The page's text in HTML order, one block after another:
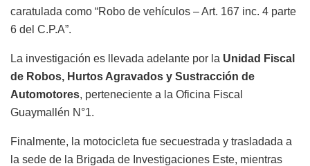
caratulada como “Robo de vehículos – Art. 167 inc. 4 parte
6 del C.P.A”.
La investigación es llevada adelante por la Unidad Fiscal
de Robos, Hurtos Agravados y Sustracción de
Automotores, perteneciente a la Oficina Fiscal
Guaymallén N°1.
Finalmente, la motocicleta fue secuestrada y trasladada a
la sede de la Brigada de Investigaciones Este, mientras